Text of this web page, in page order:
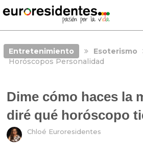
Entretenimiento
Esoterismo
Horóscopos Personalidad
Dime cómo haces la
diré qué horóscopo
Chloé Euroresidentes